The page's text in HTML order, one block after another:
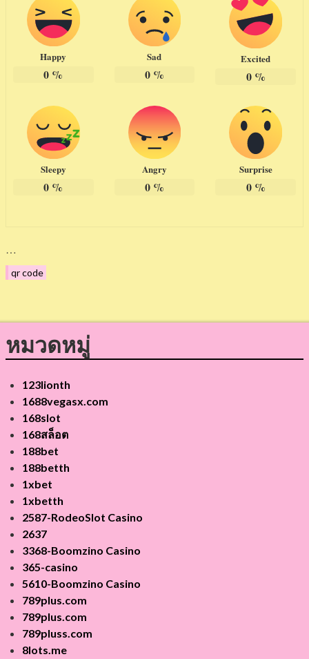
Happy
0 %
Sad
0%
Excited
0%
Sleepy
0 %
Angry
0%
Surprise
0%
…
qr code
หมวดหมู่
123lionth
1688vegasx.com
168slot
168สล็อต
188bet
188betth
1xbet
1xbetth
2587-RodeoSlot Casino
2637
3368-Boomzino Casino
365-casino
5610-Boomzino Casino
789plus.com
789plus.com
789pluss.com
8lots.me